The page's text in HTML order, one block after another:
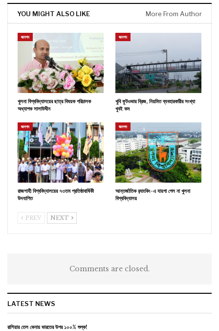
YOU MIGHT ALSO LIKE More From Author
জনপদ
খুলনা বিশ্ববিদ্যালয়ের ছাত্র বিষয়ক পরিচালক
অধ্যাপক সালাউদ্দীন
জনপদ
খুবি ফুটওভার ব্রিজ, নিয়মিত ব্যবহারকারীর সংখ্যা
খুবই কম
জনপদ
রাজশাহী বিশ্ববিদ্যালয়ের ৭৩তম প্রতিষ্ঠাবার্ষিকী
উদযাপিত
জনপদ
আন্তর্জাতিক র‌্যাংকিং-এ যায়গা পেল না খুলনা
বিশ্ববিদ্যালয়
PREV NEXT
Comments are closed.
LATEST NEWS
রাশিয়ার তেল কেনায় ভারতের উপর ১০০% শুল্ক!